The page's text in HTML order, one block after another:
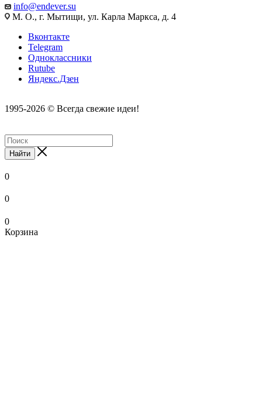
info@endever.su
М. О., г. Мытищи, ул. Карла Маркса, д. 4
Вконтакте
Telegram
Одноклассники
Rutube
Яндекс.Дзен
1995-2026 © Всегда свежие идеи!
Найти
0
0
0
Корзина